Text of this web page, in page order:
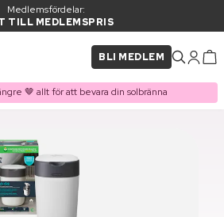
Medlemsfördelar:
TILL MEDLEMSPRIS
BLI MEDLEM
🤎 allt för att bevara din solbränna